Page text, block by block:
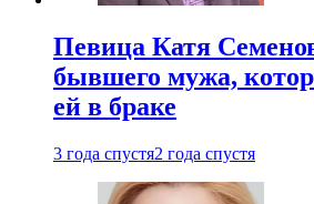
Певица Катя
бывшего мужа,
ей в браке
3 года спустя2 года спустя